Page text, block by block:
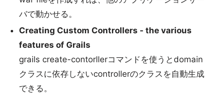
バで動かせる。
Creating Custom Controllers - the various
features of Grails
grails create-contorllerコマンドを使うとdomain
クラスに依存しないcontrollerのクラスを自動生成
できる。